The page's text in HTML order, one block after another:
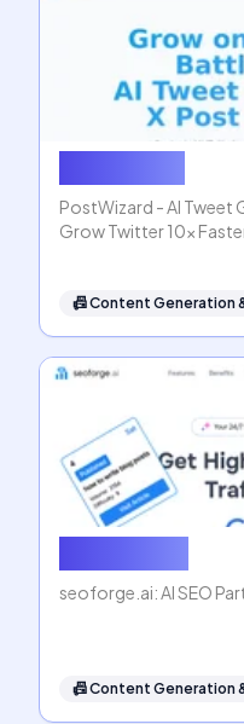
PostWizard - AI Tweet
Grow Twitter 10x
📠Content Generation
seoforge.ai: AI SEO
📠Content Generation